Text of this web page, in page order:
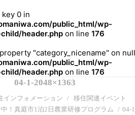
0 in
public_html/wp-
header.php on line 176
"category_nicename" on
public_html/wp-
header.php on line 176
04-1-2048×1363
インフォメーション
移住関連イベント
！真庭市1泊2日農業研修プログラム
04-